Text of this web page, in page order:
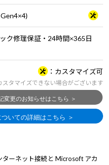
ク修理保証・24時間×365日
カスタマイズ可
タマイズできない場合がございます
ーネット接続と Microsoft アカ